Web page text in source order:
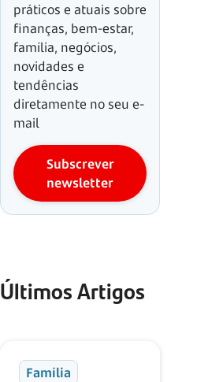
práticos e atuais sobre
finanças, bem-estar,
família, negócios,
novidades e
tendências
diretamente no seu e-
mail
Subscrever
newsletter
Últimos Artigos
Família